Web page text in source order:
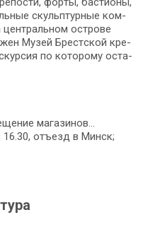
скульп­тур­ные ком­
ост­ро­ве
Музей Брест­ской кре­
по ко­то­ро­му оста­
ма­га­зи­нов…
отъезд в Минск;